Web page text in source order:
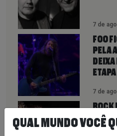
7 de
FOO
PELA
ETAPA
7 de
ROCK
QUAL MUNDO VOCÊ